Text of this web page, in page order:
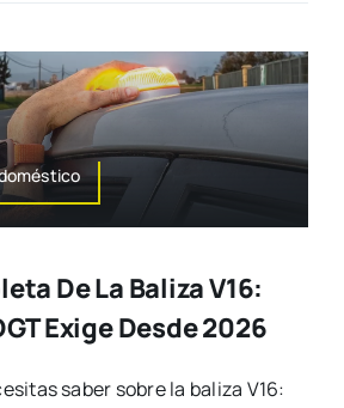
De La Baliza V16:
Exige Desde 2026
saber sobre la baliza V16: